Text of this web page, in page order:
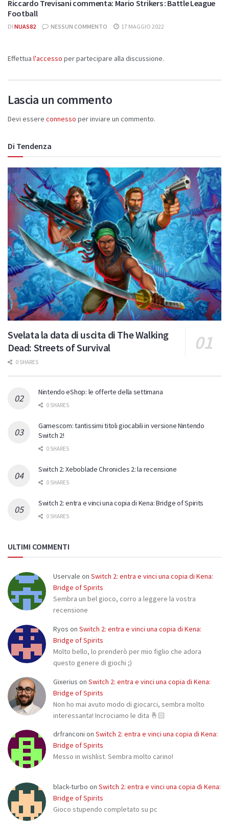
Riccardo Trevisani commenta: Mario Strikers : Battle League
Football
DI NUAS82 NESSUN COMMENTO 17 MAGGIO 2022
Effettua l'accesso per partecipare alla discussione.
Lascia un commento
Devi essere connesso per inviare un commento.
Di Tendenza
Svelata la data di uscita di The Walking
Dead: Streets of Survival
0 SHARES
Nintendo eShop: le offerte della settimana
0 SHARES
Gamescom: tantissimi titoli giocabili in versione Nintendo
Switch 2!
0 SHARES
Switch 2: Xeboblade Chronicles 2: la recensione
0 SHARES
Switch 2: entra e vinci una copia di Kena: Bridge of Spirits
0 SHARES
ULTIMI COMMENTI
Uservale on Switch 2: entra e vinci una copia di Kena:
Bridge of Spirits
Sembra un bel gioco, corro a leggere la vostra
recensione
Ryos on Switch 2: entra e vinci una copia di Kena:
Bridge of Spirits
Molto bello, lo prenderò per mio figlio che adora
questo genere di giochi ;)
Gixerius on Switch 2: entra e vinci una copia di Kena:
Bridge of Spirits
Non ho mai avuto modo di giocarci, sembra molto
interessanta! Incrociamo le dita 🤞🏻
drfranconi on Switch 2: entra e vinci una copia di Kena:
Bridge of Spirits
Messo in wishlist. Sembra molto carino!
black-turbo on Switch 2: entra e vinci una copia di Kena:
Bridge of Spirits
Gioco stupendo completato su pc